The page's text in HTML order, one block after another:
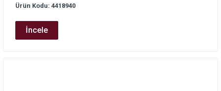
Ürün Kodu: 4418940
İncele